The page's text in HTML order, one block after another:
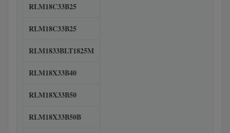
RLM18C33B25
RLM18C33B25
RLM1833BLT1825M
RLM18X33B40
RLM18X33B50
RLM18X33B50B